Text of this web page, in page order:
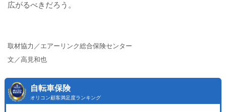
広がるべきだろう。
取材協力／エアーリンク総合保険センター
文／高見和也
自転車保険
オリコン顧客満足度ランキング